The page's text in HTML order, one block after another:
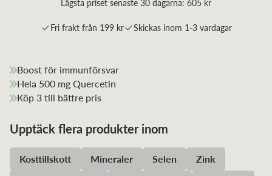
Lägsta priset senaste 30 dagarna: 605 kr
Fri frakt från 199 kr Skickas inom 1-3 vardagar
Boost för immunförsvar
Hela 500 mg Quercetin
Köp 3 till bättre pris
Upptäck flera produkter inom
Kosttillskott Mineraler Selen
Zink